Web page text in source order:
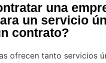
una
un servicio
contrato?
ofrecen tanto servicios